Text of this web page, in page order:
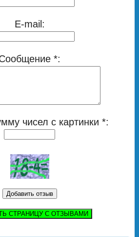
E-mail:
*:
чисел с картинки *:
СТРАНИЦУ С ОТЗЫВАМИ